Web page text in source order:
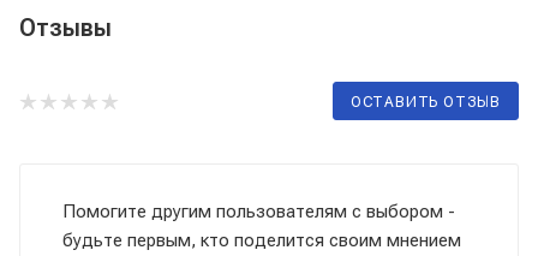
Отзывы
ОСТАВИТЬ ОТЗЫВ
Помогите другим пользователям с выбором -
будьте первым, кто поделится своим мнением